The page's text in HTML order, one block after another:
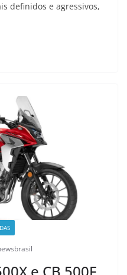
definidos e agressivos,
e CB 500F